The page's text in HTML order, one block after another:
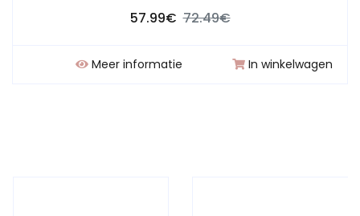
57.99€ 72.49€
Meer informatie In winkelwagen